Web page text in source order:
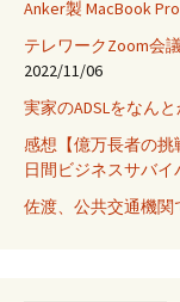
Anker製 MacBook
テレワークZoom会
2022/11/06
実家のADSLをなん
感想【億万長者の挑
日間ビジネスサバイ
佐渡、公共交通機関